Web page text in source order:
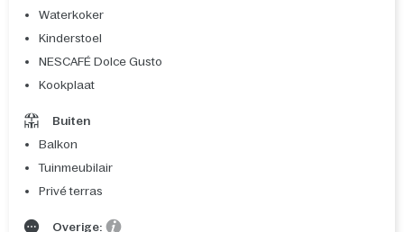
Waterkoker
Kinderstoel
NESCAFÉ Dolce Gusto
Kookplaat
Buiten
Balkon
Tuinmeubilair
Privé terras
Overige: